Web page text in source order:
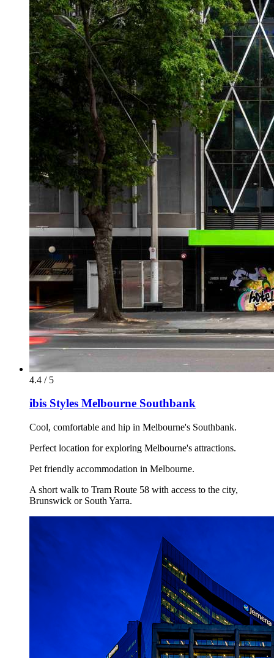
4.4 / 5
ibis Styles Melbourne Southbank
Cool, comfortable and hip in Melbourne's Southbank.
Perfect location for exploring Melbourne's attractions.
Pet friendly accommodation in Melbourne.
A short walk to Tram Route 58 with access to the city,
Brunswick or South Yarra.